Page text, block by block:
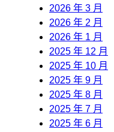
2026 年 3 月
2026 年 2 月
2026 年 1 月
2025 年 12 月
2025 年 10 月
2025 年 9 月
2025 年 8 月
2025 年 7 月
2025 年 6 月